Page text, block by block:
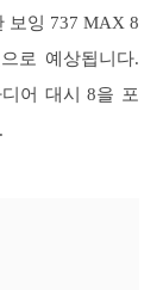
보잉 737 MAX 8
로 예상됩니다.
어 대시 8을 포